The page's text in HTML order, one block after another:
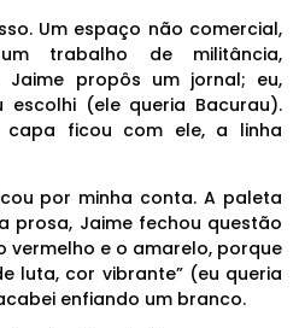
Um espaço não comercial,
trabalho de militância,
Jaime propôs um jornal; eu,
escolhi (ele queria Bacurau).
capa ficou com ele, a linha
por minha conta. A paleta
prosa, Jaime fechou questão
vermelho e o amarelo, porque
luta, cor vibrante” (eu queria
enfiando um branco.